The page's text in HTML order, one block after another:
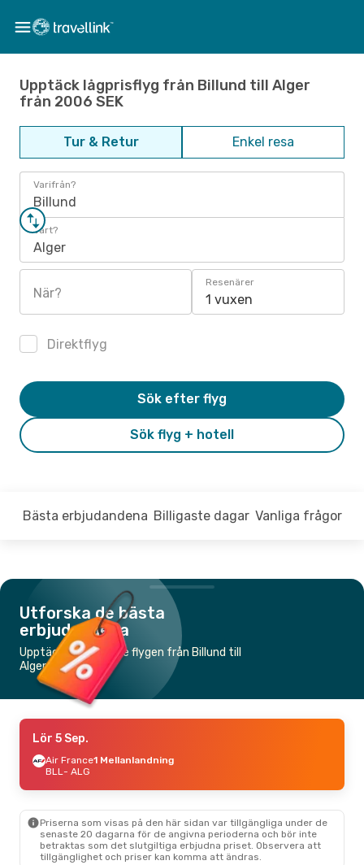
Upptäck lågprisflyg från Billund till Alger
från 2006 SEK
Tur & Retur Enkel resa
Varifrån?
Billund
Vart?
Alger
När?
Resenärer
1 vuxen
Direktflyg
Sök flyg + hotell
Sök efter flyg
Bästa erbjudandena Billigaste dagar Vanliga frågor
Utforska de bästa
erbjudandena
Upptäck de billigaste flygen från Billund till
Alger
Lör 5 Sep.
Air France1 Mellanlandning
BLL- ALG
Priserna som visas på den här sidan var tillgängliga under de
senaste 20 dagarna för de angivna perioderna och bör inte
betraktas som det slutgiltiga erbjudna priset. Observera att
tillgänglighet och priser kan komma att ändras.